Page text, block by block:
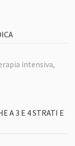
intensiva,
A 3 E 4 STRATI E